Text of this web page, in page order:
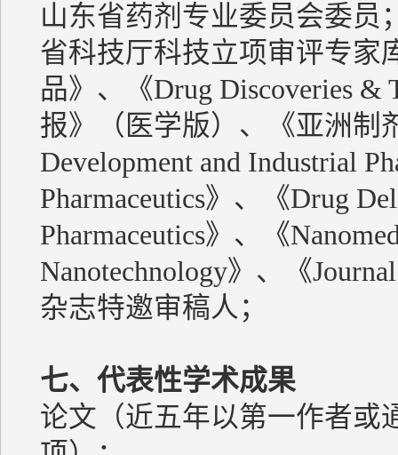
山东省药剂专业委员会委员
省科技厅科技立项审评专家
品》、《Drug Discoveries &
报》（医学版）、《亚洲制
Development and Industrial
Pharmaceutics》、《Drug
Pharmaceutics》、《
Nanotechnology》、《
杂志特邀审稿人；
七、代表性学术成果
论文（近五年以第一作者或